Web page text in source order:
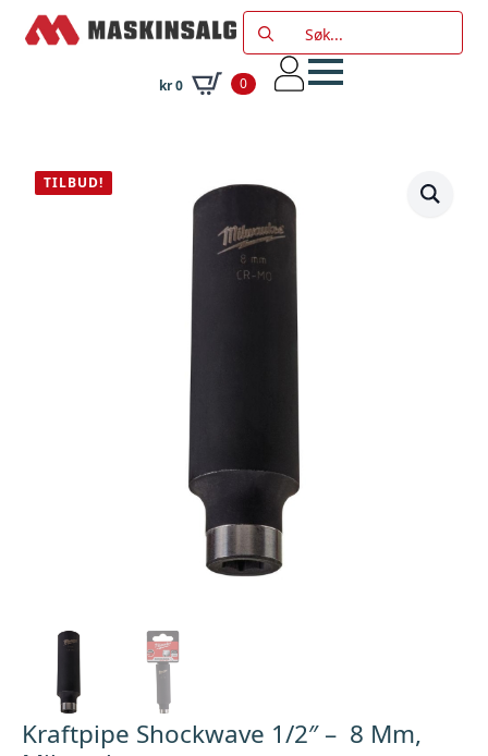
Search
for:
kr0 0
TILBUD!
Kraftpipe Shockwave 1/2″ – 8 Mm,